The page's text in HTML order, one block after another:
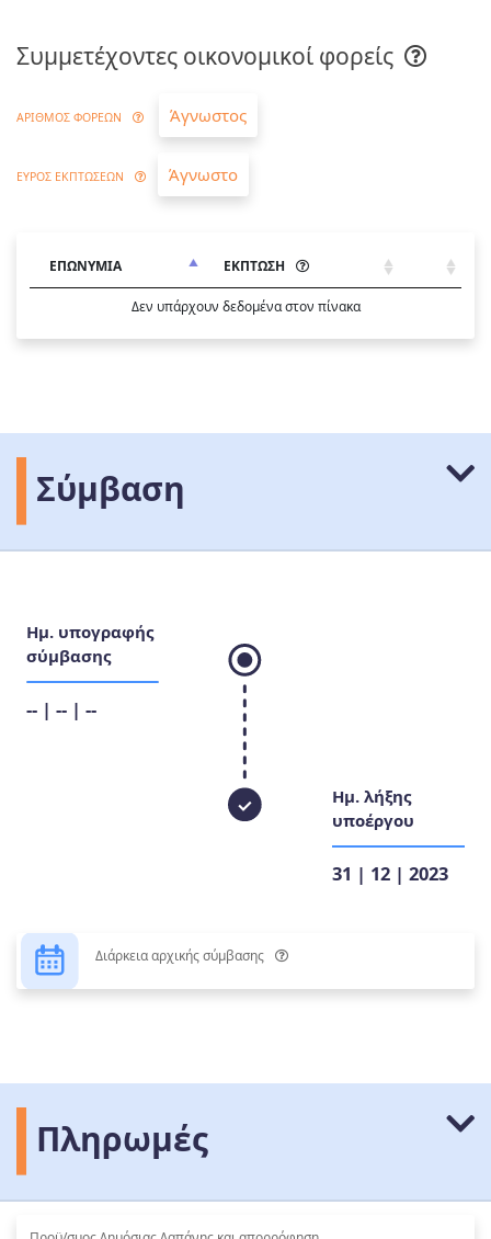
Συμμετέχοντες οικονομικοί φορείς
ΑΡΙΘΜΟΣ ΦΟΡΕΩΝ Άγνωστος
ΕΥΡΟΣ ΕΚΠΤΩΣΕΩΝ Άγνωστο
ΕΠΩΝΥΜΙΑ ΕΚΠΤΩΣΗ
Δεν υπάρχουν δεδομένα στον πίνακα
Σύμβαση
Ημ. υπογραφής
σύμβασης
-- | -- | --
Ημ. λήξης
υποέργου
31 | 12 | 2023
Διάρκεια αρχικής σύμβασης
Πληρωμές